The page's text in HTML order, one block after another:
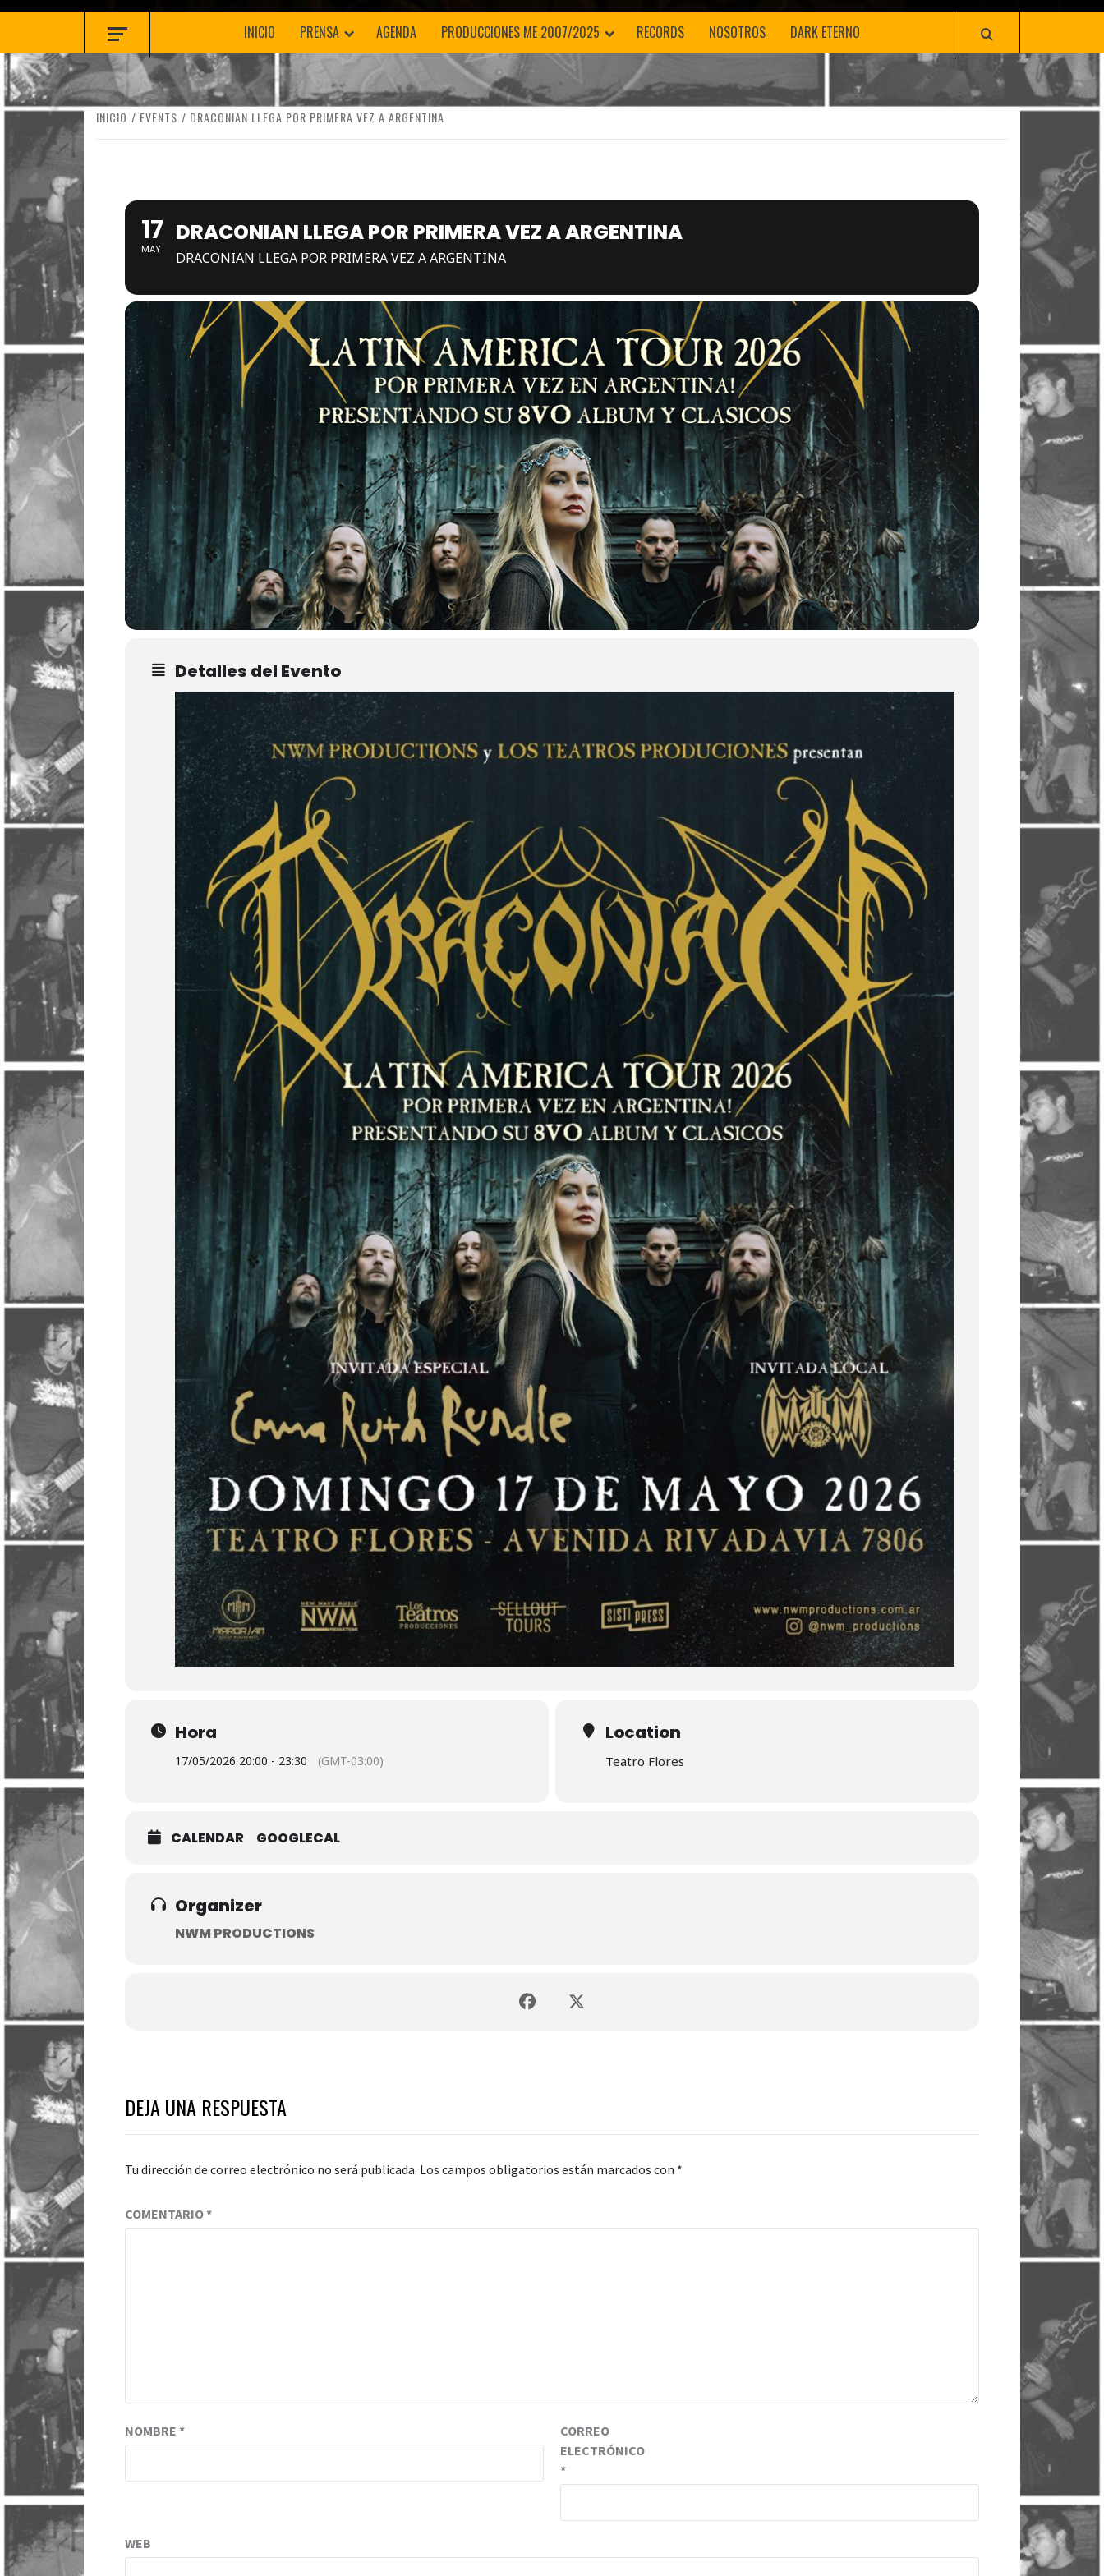
INICIO PRENSA AGENDA PRODUCCIONES ME 2007/2025 RECORDS NOSOTROS DARK ETERNO
INICIO EVENTS DRACONIAN LLEGA POR PRIMERA VEZ A ARGENTINA
17
MAY
DRACONIAN LLEGA POR PRIMERA VEZ A ARGENTINA
DRACONIAN LLEGA POR PRIMERA VEZ A ARGENTINA
Detalles del Evento
Hora
17/05/2026 20:00 - 23:30 (GMT-03:00)
Location
Teatro Flores
CALENDAR GOOGLECAL
Organizer
NWM PRODUCTIONS
DEJA UNA RESPUESTA
Tu dirección de correo electrónico no será publicada. Los campos obligatorios están marcados con *
COMENTARIO*
NOMBRE *
CORREO
ELECTRÓNICO
*
WEB